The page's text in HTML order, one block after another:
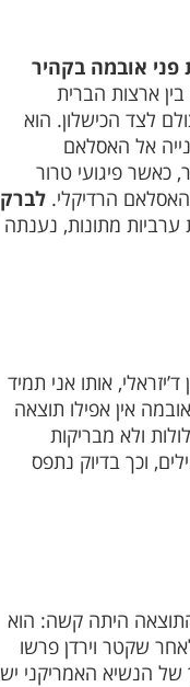
פני אובמה בקהיר
ארצות הברית
לצד הכישלון. הוא
אל האסלאם
כאשר פיגועי טרור
הרדיקלי. לברק
ערביות מתונות, נענתה
אותו אני תמיד
אין אפילו תוצאה
ולא מבריקות
וכך בדיוק נתפס
היתה קשה: הוא
שקטר וירדן פרשו
של הנשיא האמריקני יש